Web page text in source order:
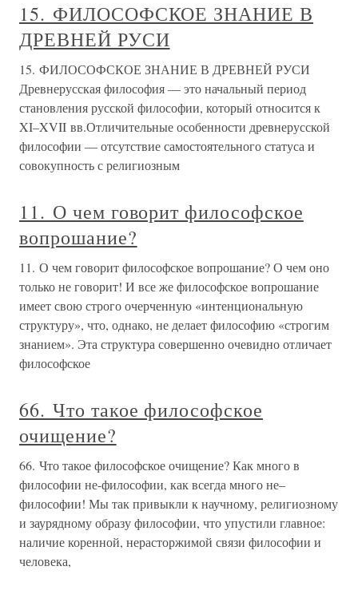
15. ФИЛОСОФСКОЕ ЗНАНИЕ В
ДРЕВНЕЙ РУСИ
15. ФИЛОСОФСКОЕ ЗНАНИЕ В ДРЕВНЕЙ РУСИ
Древнерусская философия — это начальный период
становления русской философии, который относится к
XI–XVII вв.Отличительные особенности древнерусской
философии — отсутствие самостоятельного статуса и
совокупность с религиозным
11. О чем говорит философское
вопрошание?
11. О чем говорит философское вопрошание? О чем оно
только не говорит! И все же философское вопрошание
имеет свою строго очерченную «интенциональную
структуру», что, однако, не делает философию «строгим
знанием». Эта структура совершенно очевидно отличает
философское
66. Что такое философское
очищение?
66. Что такое философское очищение? Как много в
философии не-философии, как всегда много не–
философии! Мы так привыкли к научному, религиозному
и заурядному образу философии, что упустили главное:
наличие коренной, нерасторжимой связи философии и
человека,